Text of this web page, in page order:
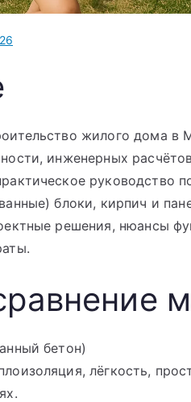
жилого дома в
инженерных
руководство
блоки, кирпич и
решения, нюансы
бетон)
лёгкость,